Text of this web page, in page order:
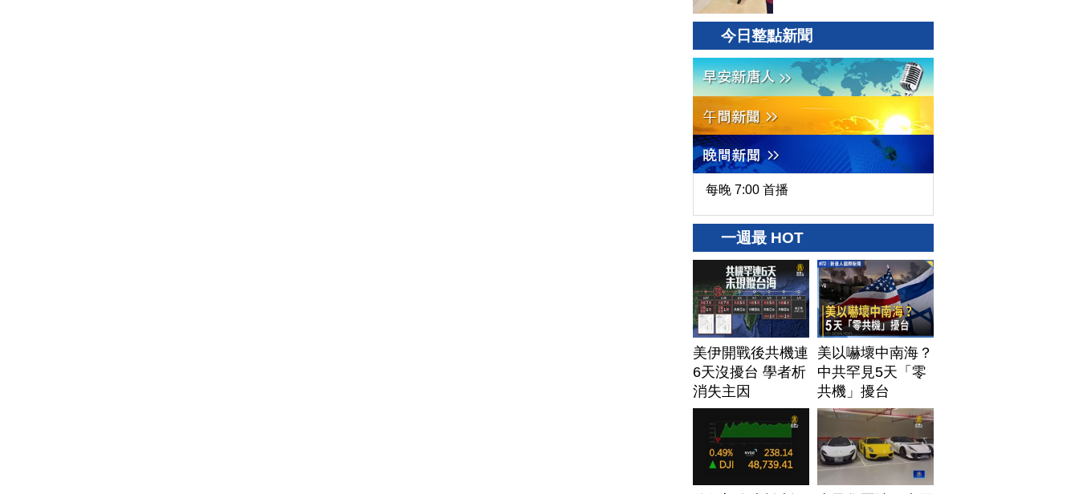
今日整點新聞
每晚 7:00 首播
一週最 HOT
美伊開戰後共機連
6天沒擾台 學者析
消失主因
美以嚇壞中南海？
中共罕見5天「零
共機」擾台